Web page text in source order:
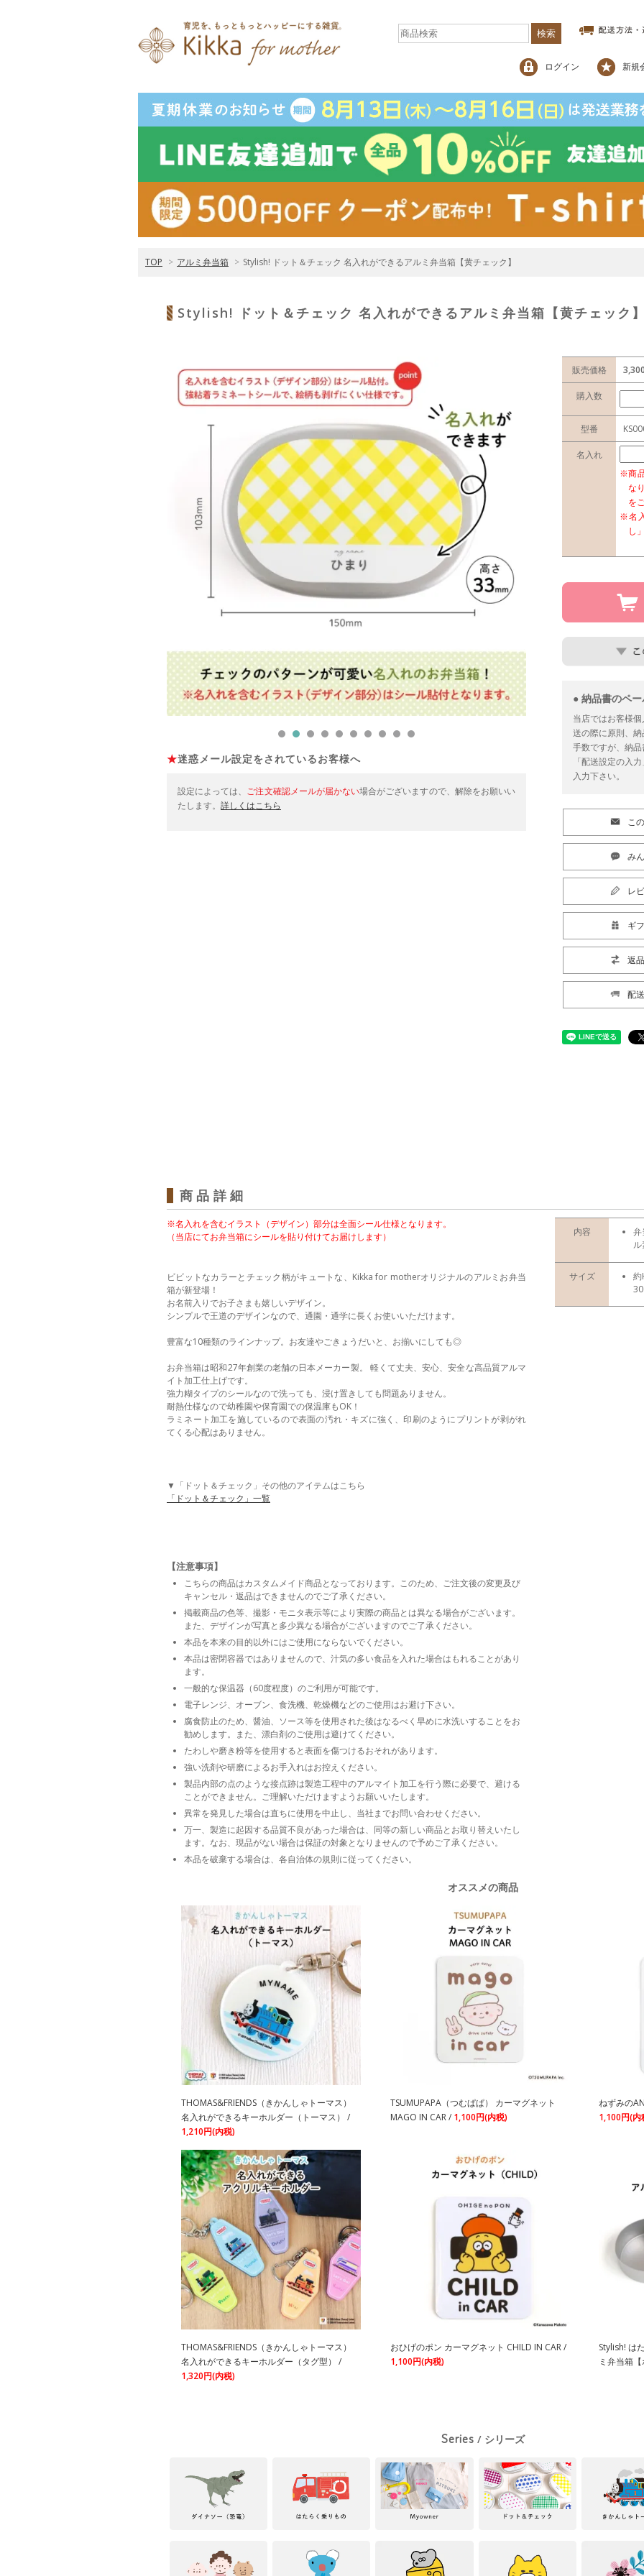
検索
ログイン 新規
TOP > アルミ弁当箱 > Stylish! ドット＆チェック 名入れができるアルミ弁当箱【黄チェック】
Stylish! ドット＆チェック 名入れができるアルミ弁当箱【黄チェック
販売価格
購入数
型番
名入れ
※商
な
を
※名
し
● 納品書のペ
当店ではお客様
送の際に原則、
手数ですが、納
「配送設定の入
入力下さい。
こ
み
レ
ギ
返
配
★迷惑メール設定をされているお客様へ
設定によっては、 ご注文確認メールが届かない場合がございますので、解除をお願いい
たします。 詳しくはこちら
商品詳細
※名入れを含むイラスト（デザイン）部分は全面シール仕様となります。
（当店にてお弁当箱にシールを貼り付けてお届けします）
ビビットなカラーとチェック柄がキュートな、Kikka for motherオリジナルのアルミお弁当
箱が新登場！
お名前入りでお子さまも嬉しいデザイン。
シンプルで王道のデザインなので、通園・通学に長くお使いいただけます。
豊富な10種類のラインナップ。お友達やごきょうだいと、お揃いにしても◎
お弁当箱は昭和27年創業の老舗の日本メーカー製。 軽くて丈夫、安心、安全な高品質アルマ
イト加工仕上げです。
強力糊タイプのシールなので洗っても、浸け置きしても問題ありません。
耐熱仕様なので幼稚園や保育園での保温庫もOK！
ラミネート加工を施しているので表面の汚れ・キズに強く、印刷のようにプリントが剥がれ
てくる心配はありません。
▼「ドット＆チェック」その他のアイテムはこちら
「ドット＆チェック」一覧
【注意事項】
こちらの商品はカスタムメイド商品となっております。このため、ご注文後の変更及び
キャンセル・返品はできませんのでご了承ください。
掲載商品の色等、撮影・モニタ表示等により実際の商品とは異なる場合がございます。
また、デザインが写真と多少異なる場合がございますのでご了承ください。
本品を本来の目的以外にはご使用にならないでください。
本品は密閉容器ではありませんので、汁気の多い食品を入れた場合はもれることがあり
ます。
一般的な保温器（60度程度）のご利用が可能です。
電子レンジ、オーブン、食洗機、乾燥機などのご使用はお避け下さい。
腐食防止のため、醤油、ソース等を使用された後はなるべく早めに水洗いすることをお
勧めします。また、漂白剤のご使用は避けてください。
たわしや磨き粉等を使用すると表面を傷つけるおそれがあります。
強い洗剤や研磨によるお手入れはお控えください。
製品内部の点のような接点跡は製造工程中のアルマイト加工を行う際に必要で、避ける
ことができません。ご理解いただけますようお願いいたします。
異常を発見した場合は直ちに使用を中止し、当社までお問い合わせください。
万一、製造に起因する品質不良があった場合は、同等の新しい商品とお取り替えいたし
ます。なお、現品がない場合は保証の対象となりませんので予めご了承ください。
本品を破棄する場合は、各自治体の規則に従ってください。
内容
弁
サイズ
オススメの商品
THOMAS&FRIENDS（きかんしゃトーマス）
名入れができるキーホルダー（トーマス） /
1,210円(内税)
TSUMUPAPA（つむぱぱ） カーマグネット
MAGO IN CAR / 1,100円(内税)
ねずみの
1,100円(内
THOMAS&FRIENDS（きかんしゃトーマス）
名入れができるキーホルダー（タグ型） /
1,320円(内税)
おひげのポン カーマグネット CHILD IN CAR /
1,100円(内税)
Stylish! は
ミ弁当箱
Series / シリーズ